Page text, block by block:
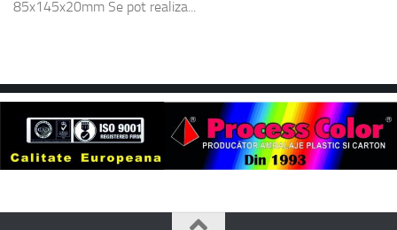
85x145x20mm Se pot realiza...